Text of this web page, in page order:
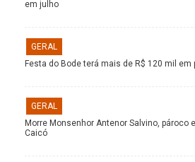
em julho
GERAL
Festa do Bode terá mais de R$ 120 mil em
GERAL
Morre Monsenhor Antenor Salvino, pároco
Caicó